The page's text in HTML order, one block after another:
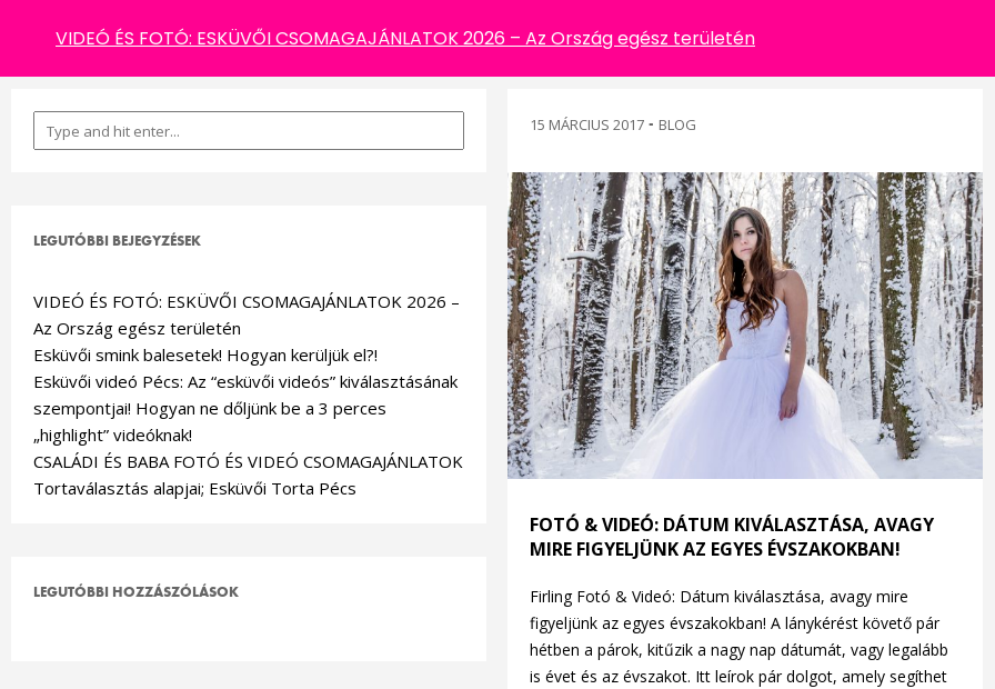
LEGUTÓBBI BEJEGYZÉSEK
VIDEÓ ÉS FOTÓ: ESKÜVŐI CSOMAGAJÁNLATOK 2026 –
Az Ország egész területén
Esküvői smink balesetek! Hogyan kerüljük el?!
Esküvői videó Pécs: Az “esküvői videós” kiválasztásának
szempontjai! Hogyan ne dőljünk be a 3 perces
„highlight” videóknak!
CSALÁDI ÉS BABA FOTÓ ÉS VIDEÓ CSOMAGAJÁNLATOK
Tortaválasztás alapjai; Esküvői Torta Pécs
LEGUTÓBBI HOZZÁSZÓLÁSOK
15 MÁRCIUS 2017 - BLOG
FOTÓ & VIDEÓ: DÁTUM KIVÁLASZTÁSA, AVAGY
MIRE FIGYELJÜNK AZ EGYES ÉVSZAKOKBAN!
Firling Fotó & Videó: Dátum kiválasztása, avagy mire
figyeljünk az egyes évszakokban! A lánykérést követő pár
hétben a párok, kitűzik a nagy nap dátumát, vagy legalább
is évet és az évszakot. Itt leírok pár dolgot, amely segíthet
VIDEÓ ÉS FOTÓ: ESKÜVŐI CSOMAGAJÁNLATOK 2026 – Az Ország egész területén